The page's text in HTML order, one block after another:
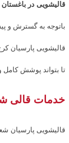
قالیشویی در
باتوجه به گسترش و
قالیشویی پارسیان
تا بتواند پوشش کامل
خدمات قالی
قالیشویی پارسیان